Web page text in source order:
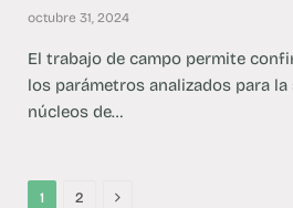
octubre 31, 2024
El trabajo de campo permite
los parámetros analizados para
núcleos de…
1 2 Next